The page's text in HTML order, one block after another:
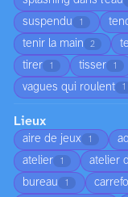
suspendu 1
tenir la main 2
tirer 1 tisser 1
vagues qui roulent 1
Lieux
aire de jeux 1
atelier 1 atelier
bureau 1